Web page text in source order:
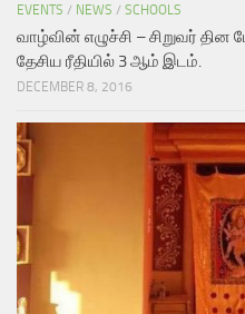
EVENTS / NEWS / SCHOOLS
வாழ்வின் எழுச்சி – சிறுவர்
தேசிய ரீதியில் 3 ஆம் இடம்.
DECEMBER 8, 2016